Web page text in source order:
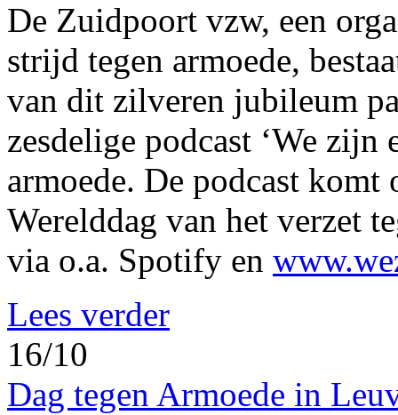
De Zuidpoort vzw, een
strijd tegen armoede,
van dit zilveren jubileum
zesdelige podcast ‘We
armoede. De podcast
Werelddag van het verzet
via o.a. Spotify en
Lees verder
16/10
Dag tegen Armoede in